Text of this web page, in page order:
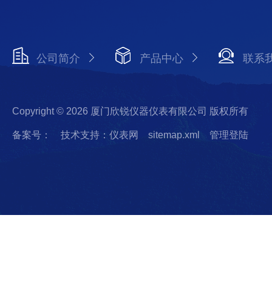
公司简介 产品中心 联系
Copyright © 2026 厦门欣锐仪器仪表有限公司 版权所有
备案号： 技术支持：仪表网 sitemap.xml 管理登陆